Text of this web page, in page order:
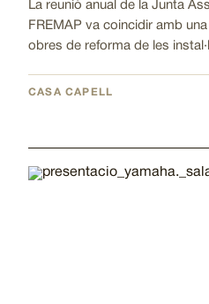
La reunió anual de la Junta
FREMAP va coincidir amb
obres de reforma de les
CASA CAPELL
Imatge